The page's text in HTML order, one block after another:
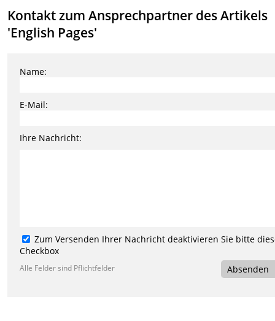
Kontakt zum Ansprechpartner des Artikels
'English Pages'
Name:
E-Mail:
Ihre Nachricht:
Zum Versenden Ihrer Nachricht deaktivieren Sie bitte
Checkbox
Alle Felder sind Pflichtfelder Absenden